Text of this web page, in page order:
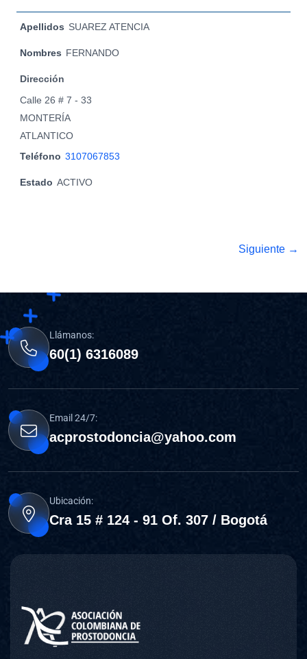
Apellidos SUAREZ ATENCIA
Nombres FERNANDO
Dirección
Calle 26 # 7 - 33
MONTERÍA
ATLANTICO
Teléfono 3107067853
Estado ACTIVO
Siguiente →
Llámanos:
60(1) 6316089
Email 24/7:
acprostodoncia@yahoo.com
Ubicación:
Cra 15 # 124 - 91 Of. 307 / Bogotá